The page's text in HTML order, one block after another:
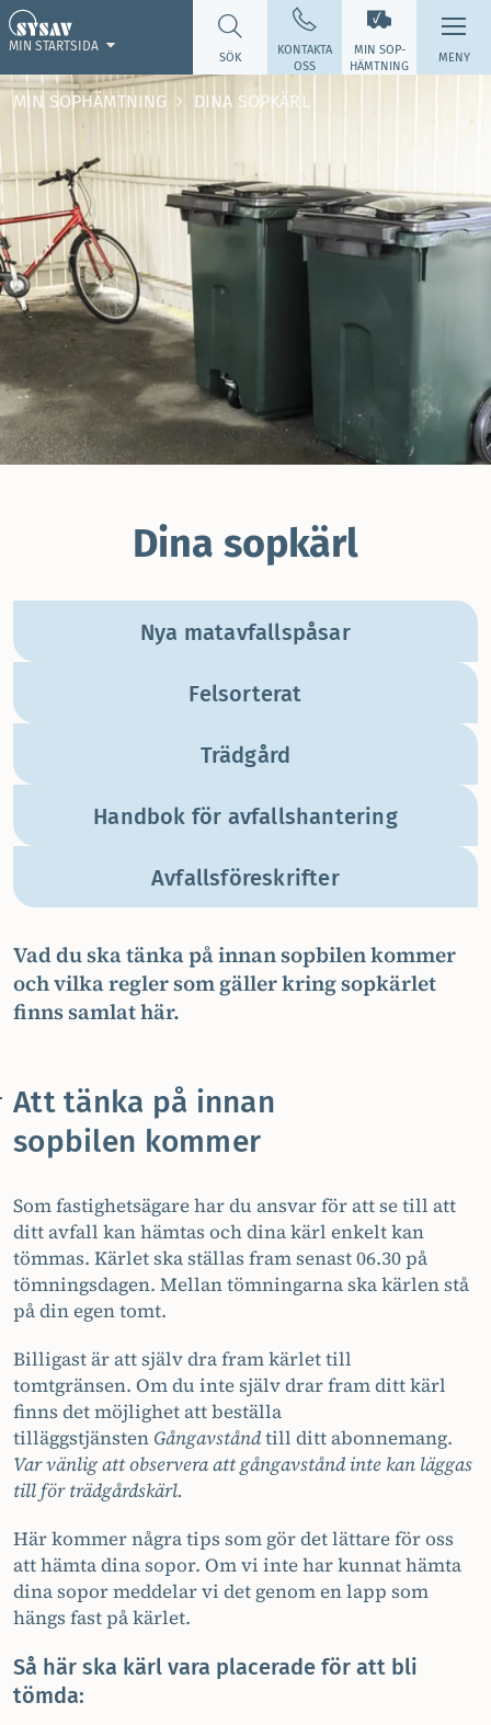
MIN SOP­
HÄMTNING
SÖK
KONTAKTA
OSS
MENY
MIN STARTSIDA
MIN SOPHÄMTNING DINA SOPKÄRL
Dina sopkärl
Nya matavfallspåsar
Felsorterat
Trädgård
Handbok för avfallshantering
Avfallsföreskrifter
Vad du ska tänka på innan sopbilen kommer
och vilka regler som gäller kring sopkärlet
finns samlat här.
Att tänka på innan
sopbilen kommer
Som fastighetsägare har du ansvar för att se till att
ditt avfall kan hämtas och dina kärl enkelt kan
tömmas. Kärlet ska ställas fram senast 06.30 på
tömningsdagen. Mellan tömningarna ska kärlen stå
på din egen tomt.
Billigast är att själv dra fram kärlet till
tomtgränsen. Om du inte själv drar fram ditt kärl
finns det möjlighet att beställa
tilläggstjänsten Gångavståndtill ditt abonnemang.
Var vänlig att observera att gångavstånd inte kan läggas
till för trädgårdskärl.
Här kommer några tips som gör det lättare för oss
att hämta dina sopor. Om vi inte har kunnat hämta
dina sopor meddelar vi det genom en lapp som
hängs fast på kärlet.
Så här ska kärl vara placerade för att bli
tömda: